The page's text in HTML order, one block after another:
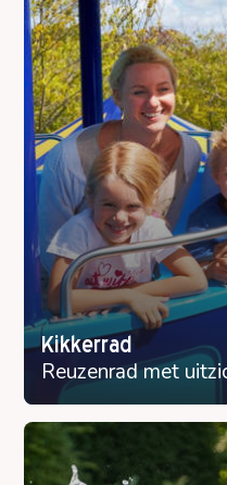
Kikkerrad
Reuzenrad met